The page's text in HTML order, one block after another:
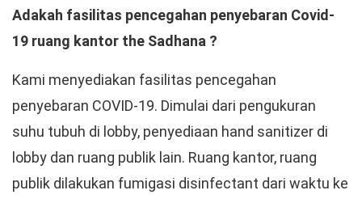
Adakah fasilitas pencegahan penyebaran Covid-
19 ruang kantor the Sadhana ?
Kami menyediakan fasilitas pencegahan
penyebaran COVID-19. Dimulai dari pengukuran
suhu tubuh di lobby, penyediaan hand sanitizer di
lobby dan ruang publik lain. Ruang kantor, ruang
publik dilakukan fumigasi disinfectant dari waktu ke